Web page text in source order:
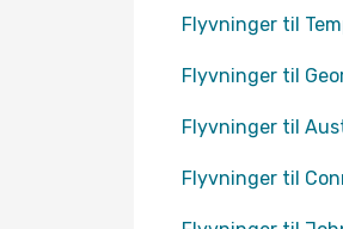
Flyvninger til
Flyvninger til
Flyvninger til
Flyvninger til